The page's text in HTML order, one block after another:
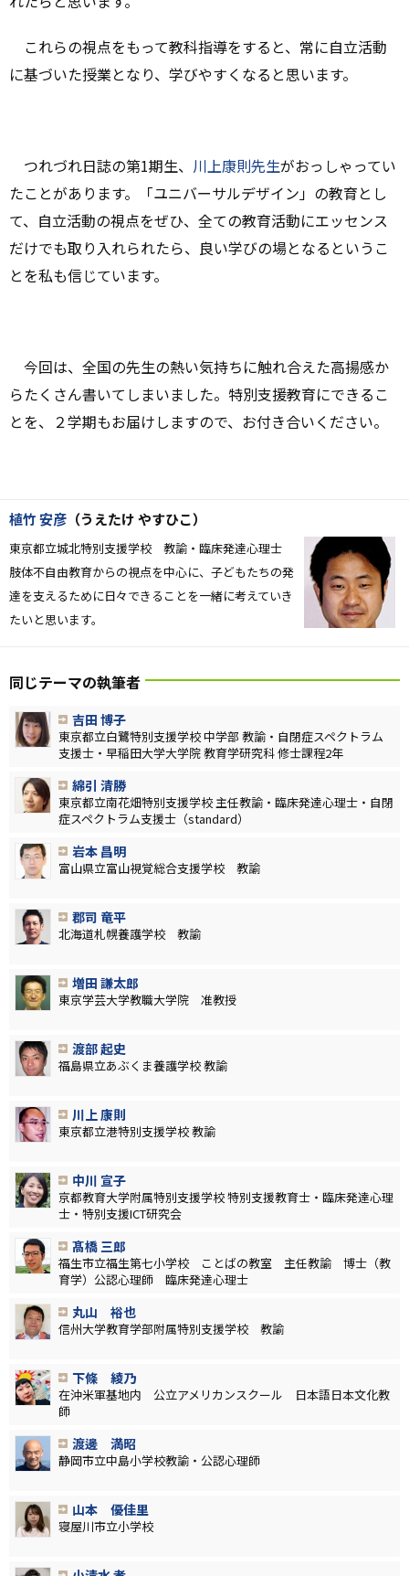
これらの視点をもって教科指導をすると、常に自立活動
に基づいた授業となり、学びやすくなると思います。
つれづれ日誌の第1期生、 川上康則先生がおっしゃってい
たことがあります。「ユニバーサルデザイン」の教育とし
て、自立活動の視点をぜひ、全ての教育活動にエッセンス
だけでも取り入れられたら、良い学びの場となるというこ
とを私も信じています。
今回は、全国の先生の熱い気持ちに触れ合えた高揚感か
らたくさん書いてしまいました。特別支援教育にできるこ
とを、２学期もお届けしますので、お付き合いください。
植竹 安彦 （うえたけ やすひこ）
東京都立城北特別支援学校 教諭・臨床発達心理士
肢体不自由教育からの視点を中心に、子どもたちの発
達を支えるために日々できることを一緒に考えていき
たいと思います。
同じテーマの執筆者
吉田 博子
東京都立白鷺特別支援学校 中学部 教諭・自閉症スペクトラム
支援士・早稲田大学大学院 教育学研究科 修士課程2年
綿引 清勝
東京都立南花畑特別支援学校 主任教諭・臨床発達心理士・自閉
症スペクトラム支援士（standard）
岩本 昌明
富山県立富山視覚総合支援学校 教諭
郡司 竜平
北海道札幌養護学校 教諭
増田 謙太郎
東京学芸大学教職大学院 准教授
渡部 起史
福島県立あぶくま養護学校 教諭
川上 康則
東京都立港特別支援学校 教諭
中川 宣子
京都教育大学附属特別支援学校 特別支援教育士・臨床発達心理
士・特別支援ICT研究会
髙橋 三郎
福生市立福生第七小学校 ことばの教室 主任教諭 博士（教
育学）公認心理師 臨床発達心理士
丸山 裕也
信州大学教育学部附属特別支援学校 教諭
下條 綾乃
在沖米軍基地内 公立アメリカンスクール 日本語日本文化教
師
渡邊 満昭
静岡市立中島小学校教諭・公認心理師
山本 優佳里
寝屋川市立小学校